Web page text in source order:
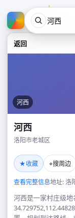
返回
河西
河西
洛阳市老城区
★收藏 ⌖搜周边
查看完整信息地址: 洛
河西是一家村庄级地